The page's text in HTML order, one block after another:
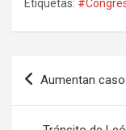
Etiquetas:
Navegación
Aumentan